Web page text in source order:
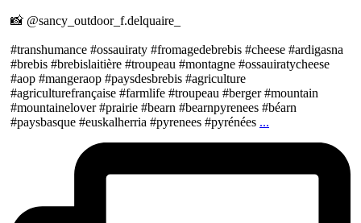
📸 @sancy_outdoor_f.delquaire_
#transhumance #ossauiraty #fromagedebrebis #cheese #ardigasna
#brebis #brebislaitière #troupeau #montagne #ossauiratycheese
#aop #mangeraop #paysdesbrebis #agriculture
#agriculturefrançaise #farmlife #troupeau #berger #mountain
#mountainelover #prairie #bearn #bearnpyrenees #béarn
#paysbasque #euskalherria #pyrenees #pyrénées ...